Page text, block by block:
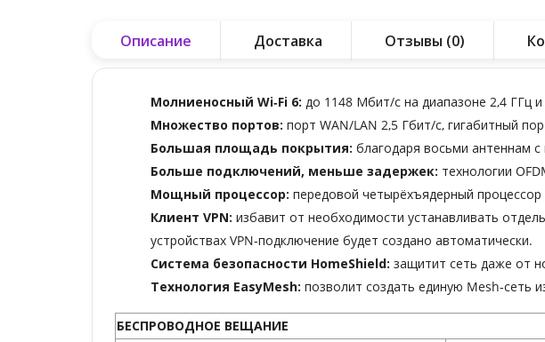
Описание Доставка Отзывы (0)
Молниеносный Wi‑Fi 6: до 1148 Мбит/с на диапазоне 2,4 ГГц
Множество портов: порт WAN/LAN 2,5 Гбит/с, гигабитный
Большая площадь покрытия: благодаря восьми антеннам
Больше подключений, меньше задержек: технологии
Мощный процессор: передовой четырёхъядерный
Клиент VPN: избавит от необходимости устанавливать
устройствах VPN‑подключение будет создано автоматически.
Система безопасности HomeShield: защитит сеть даже от
Технология EasyMesh: позволит создать единую Mesh‑сеть
БЕСПРОВОДНОЕ ВЕЩАНИЕ